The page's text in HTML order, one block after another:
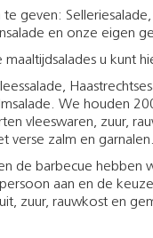
geven:
en onze eigen
u kunt
We houden
vleeswaren, zuur,
verse zalm en garnalen.
de barbecue hebben
aan en de
zuur, rauwkost en